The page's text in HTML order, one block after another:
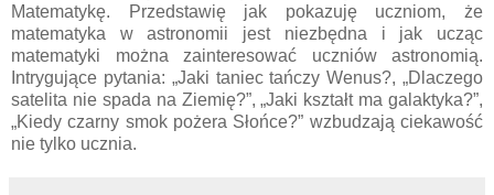
Matematykę. Przedstawię jak pokazuję uczniom, że
matematyka w astronomii jest niezbędna i jak ucząc
matematyki można zainteresować uczniów astronomią.
Intrygujące pytania: „Jaki taniec tańczy Wenus?, „Dlaczego
satelita nie spada na Ziemię?”, „Jaki kształt ma galaktyka?”,
„Kiedy czarny smok pożera Słońce?” wzbudzają ciekawość
nie tylko ucznia.